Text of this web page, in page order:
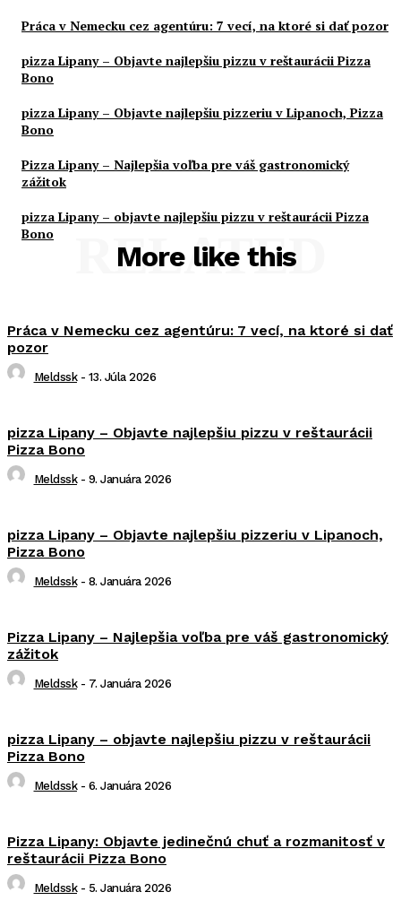
Práca v Nemecku cez agentúru: 7 vecí, na ktoré si dať pozor
pizza Lipany – Objavte najlepšiu pizzu v reštaurácii Pizza
Bono
pizza Lipany – Objavte najlepšiu pizzeriu v Lipanoch, Pizza
Bono
Pizza Lipany – Najlepšia voľba pre váš gastronomický
zážitok
pizza Lipany – objavte najlepšiu pizzu v reštaurácii Pizza
Bono
More like this
RELATED
Práca v Nemecku cez agentúru: 7 vecí, na ktoré si dať
pozor
Meldssk - 13. Júla 2026
pizza Lipany – Objavte najlepšiu pizzu v reštaurácii
Pizza Bono
Meldssk - 9. Januára 2026
pizza Lipany – Objavte najlepšiu pizzeriu v Lipanoch,
Pizza Bono
Meldssk - 8. Januára 2026
Pizza Lipany – Najlepšia voľba pre váš gastronomický
zážitok
Meldssk - 7. Januára 2026
pizza Lipany – objavte najlepšiu pizzu v reštaurácii
Pizza Bono
Meldssk - 6. Januára 2026
Pizza Lipany: Objavte jedinečnú chuť a rozmanitosť v
reštaurácii Pizza Bono
Meldssk - 5. Januára 2026